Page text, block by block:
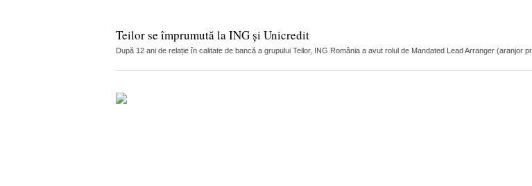
Teilor se împrumută la ING și Unicredit
După 12 ani de relație în calitate de bancă a grupului Teilor, ING România a avut rolul de Mandated Lead Arranger (aranjor